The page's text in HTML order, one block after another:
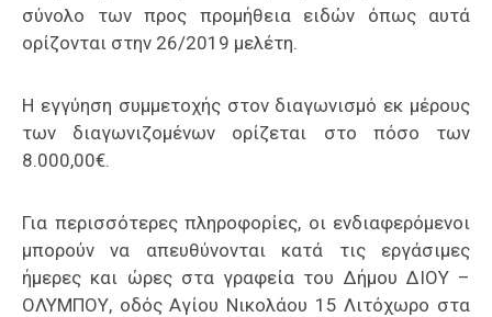
σύνολο των προς προμήθεια ειδών όπως αυτά
ορίζονται στην 26/2019 μελέτη.
Η εγγύηση συμμετοχής στον διαγωνισμό εκ μέρους
των διαγωνιζομένων ορίζεται στο πόσο των
8.000,00€.
Για περισσότερες πληροφορίες, οι ενδιαφερόμενοι
μπορούν να απευθύνονται κατά τις εργάσιμες
ήμερες και ώρες στα γραφεία του Δήμου ΔΙΟΥ –
ΟΛΥΜΠΟΥ, οδός Αγίου Νικολάου 15 Λιτόχωρο στα